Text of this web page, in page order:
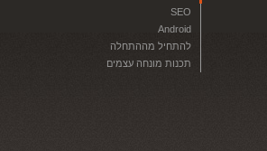
SEO
Android
להתחיל מההתחלה
תכנות מונחה עצמים